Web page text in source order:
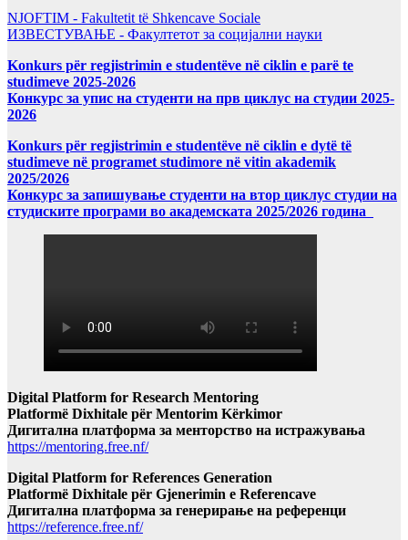
NJOFTIM - Fakultetit të Shkencave Sociale
ИЗВЕСТУВАЊЕ - Факултетот за социјални науки
Konkurs për regjistrimin e studentëve në ciklin e parë te
studimeve 2025-2026
Конкурс за упис на студенти на прв циклус на студии 2025-
2026
Konkurs për regjistrimin e studentëve në ciklin e dytë të
studimeve në programet studimore në vitin akademik
2025/2026
Конкурс за запишување студенти на втор циклус студии на
студиските програми во академската 2025/2026 година
Digital Platform for Research Mentoring
Platformë Dixhitale për Mentorim Kërkimor
Дигитална платформа за менторство на истражувања
https://mentoring.free.nf/
Digital Platform for References Generation
Platformë Dixhitale për Gjenerimin e Referencave
Дигитална платформа за генерирање на референци
https://reference.free.nf/